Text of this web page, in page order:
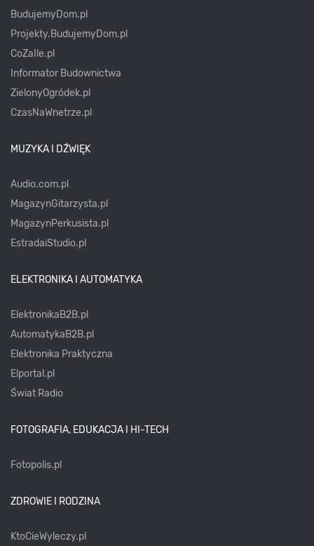
BudujemyDom.pl
Projekty.BudujemyDom.pl
CoZaIle.pl
Informator Budownictwa
ZielonyOgródek.pl
CzasNaWnetrze.pl
MUZYKA I DŹWIĘK
Audio.com.pl
MagazynGitarzysta.pl
MagazynPerkusista.pl
EstradaiStudio.pl
ELEKTRONIKA I AUTOMATYKA
ElektronikaB2B.pl
AutomatykaB2B.pl
Elektronika Praktyczna
Elportal.pl
Świat Radio
FOTOGRAFIA, EDUKACJA I HI-TECH
Fotopolis.pl
ZDROWIE I RODZINA
KtoCieWyleczy.pl